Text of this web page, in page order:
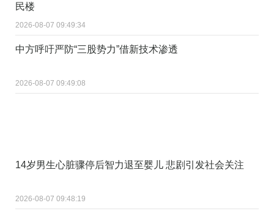
民楼
2026-08-07 09:49:34
中方呼吁严防“三股势力”借新技术渗透
2026-08-07 09:49:08
14岁男生心脏骤停后智力退至婴儿 悲剧引发社会关注
2026-08-07 09:48:19